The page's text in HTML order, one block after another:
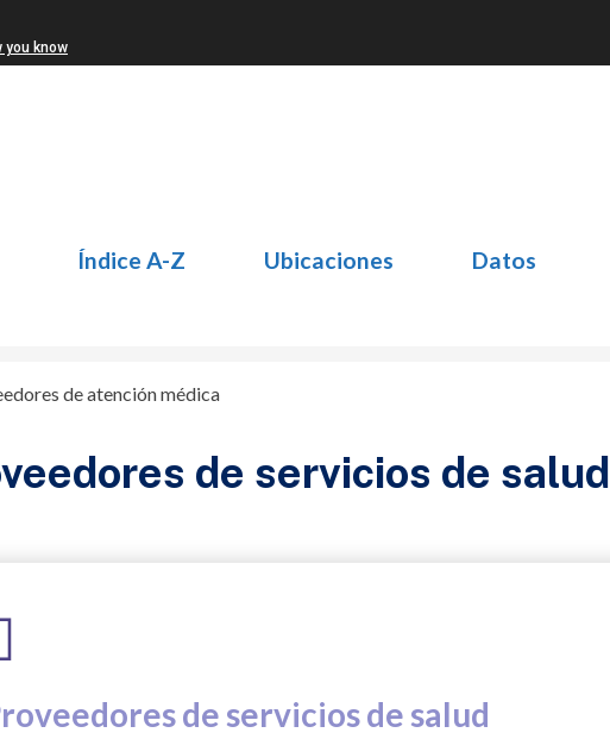
you know
Índice A-Z Ubicaciones Datos
de atención médica
de servicios de salud
de servicios de salud